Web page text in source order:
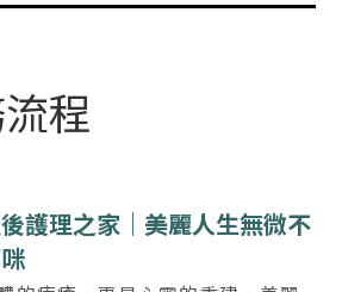
程
護理之家｜美麗人生無微不